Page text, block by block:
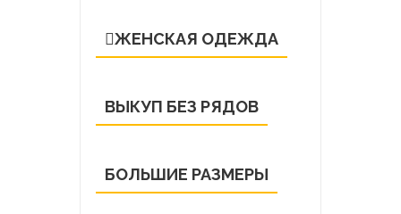
ЖЕНСКАЯ ОДЕЖДА
ВЫКУП БЕЗ РЯДОВ
БОЛЬШИЕ РАЗМЕРЫ